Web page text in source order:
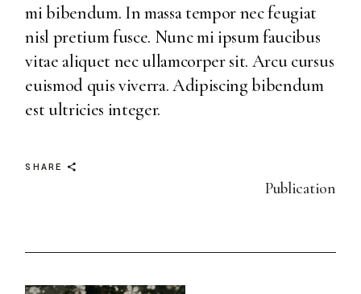
mi bibendum. In massa tempor nec feugiat
nisl pretium fusce. Nunc mi ipsum faucibus
vitae aliquet nec ullamcorper sit. Arcu cursus
euismod quis viverra. Adipiscing bibendum
est ultricies integer.
SHARE
Publication